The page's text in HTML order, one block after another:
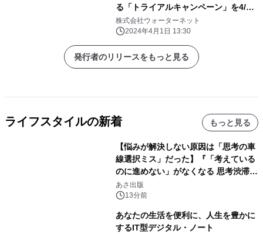
る「トライアルキャンペーン」を4/1
から開催
株式会社ウォーターネット
2024年4月1日 13:30
発行者のリリースをもっと見る
ライフスタイルの新着 もっと見る
【悩みが解決しない原因は「思考の車
線選択ミス」だった】『「考えている
のに進めない」がなくなる 思考渋滞か
ら抜け出す方法』2026年8月25日
（火）発売
あさ出版
13分前
あなたの生活を便利に、人生を豊かに
するIT型デジタル・ノート